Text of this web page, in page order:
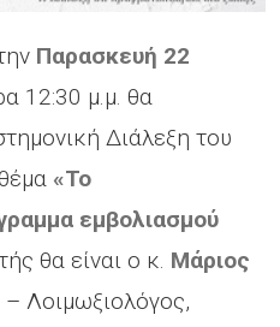
Παρασκευή 22
12:30 μ.μ. θα
Διάλεξη του
«Το
εμβολιασμού
θα είναι ο κ. Μάριος
Λοιμωξιολόγος,